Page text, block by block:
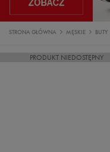
STRONA GŁÓWNA MĘSKIE BUTY
PRODUKT NIEDOSTĘPNY